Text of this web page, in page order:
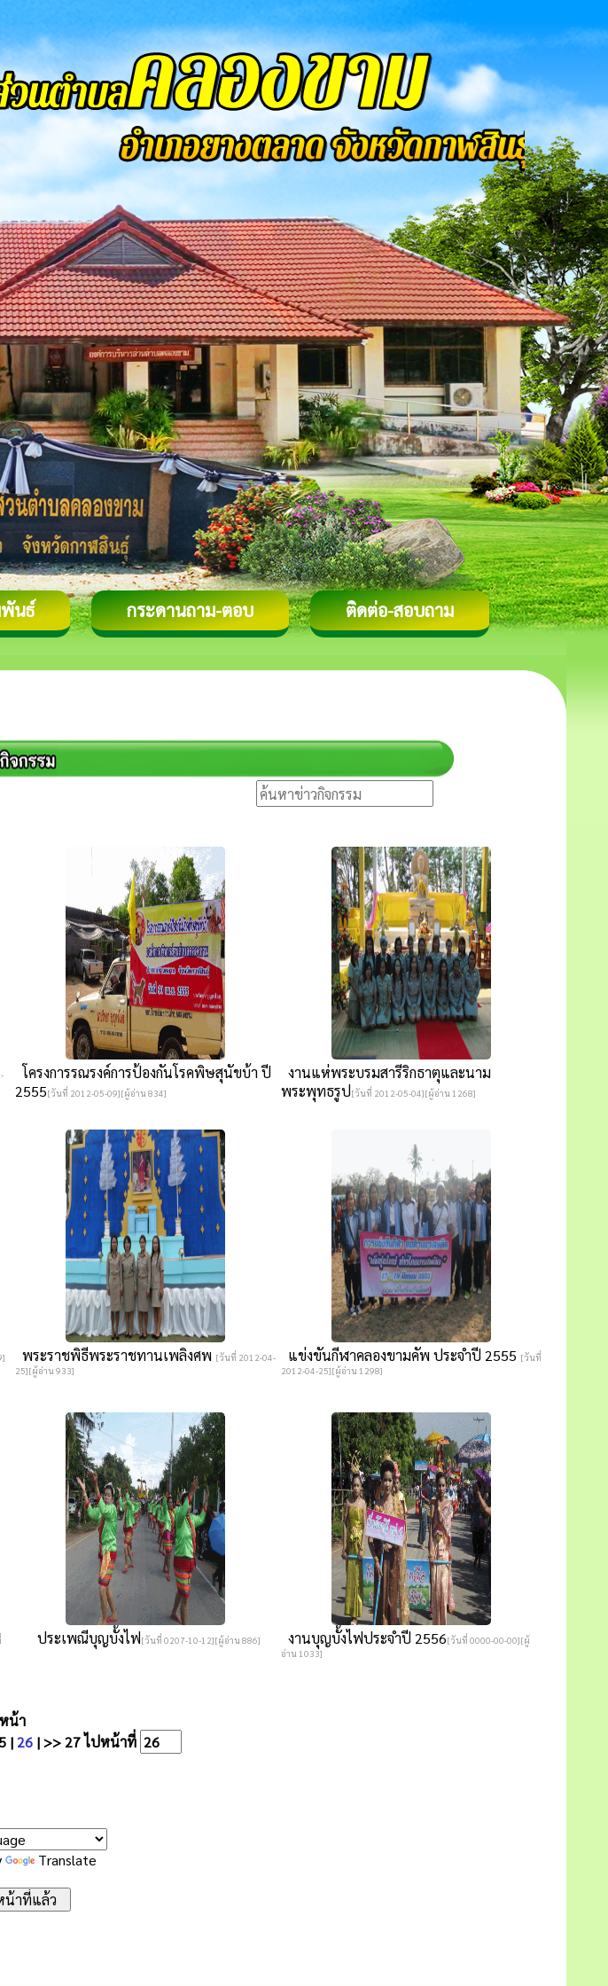
นธ์ กระดานถาม-ตอบ ติดต่อ-สอบถาม
โครงการรณรงค์การป้องกันโรคพิษสุนัขบ้า ปี
2555[วันที่ 2012-05-09][ผู้อ่าน 834]
งานแห่พระบรมสารีริกธาตุและนาม
พระพุทธรูป[วันที่ 2012-05-04][ผู้อ่าน 1268]
พระราชพิธีพระราชทานเพลิงศพ [วันที่ 2012-04-
25][ผู้อ่าน 933]
แข่งขันกีฬาคลองขามคัพ ประจำปี 2555 [วันที่
2012-04-25][ผู้อ่าน 1298]
ประเพณีบุญบั้งไฟ [วันที่ 0207-10-12][ผู้อ่าน 886] งานบุญบั้งไฟประจำปี 2556[วันที่ 0000-00-00][ผู้
อ่าน 1033]
หน้า
|26| >> 27ไปหน้าที่
Translate